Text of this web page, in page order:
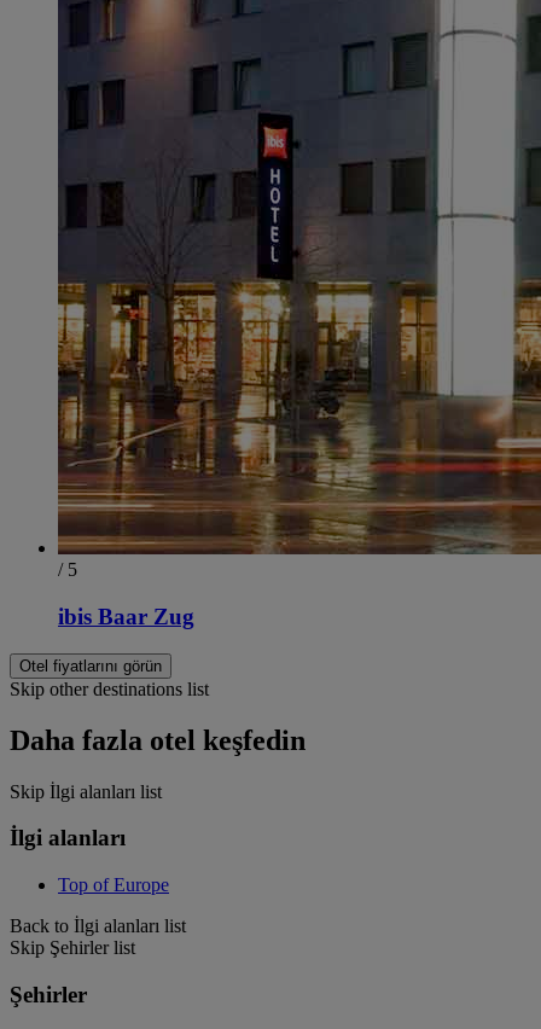
/ 5
ibis Baar Zug
Otel fiyatlarını görün
Skip other destinations list
Daha fazla otel keşfedin
Skip İlgi alanları list
İlgi alanları
Top of Europe
Back to İlgi alanları list
Skip Şehirler list
Şehirler